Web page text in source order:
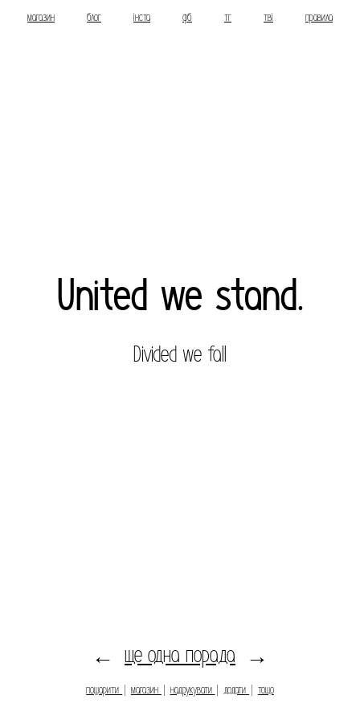
магазин блог інста фб тг тві правила
United we stand.
Divided we fall
← ще одна порада →
пошарити магазин надрукувати додати тощо